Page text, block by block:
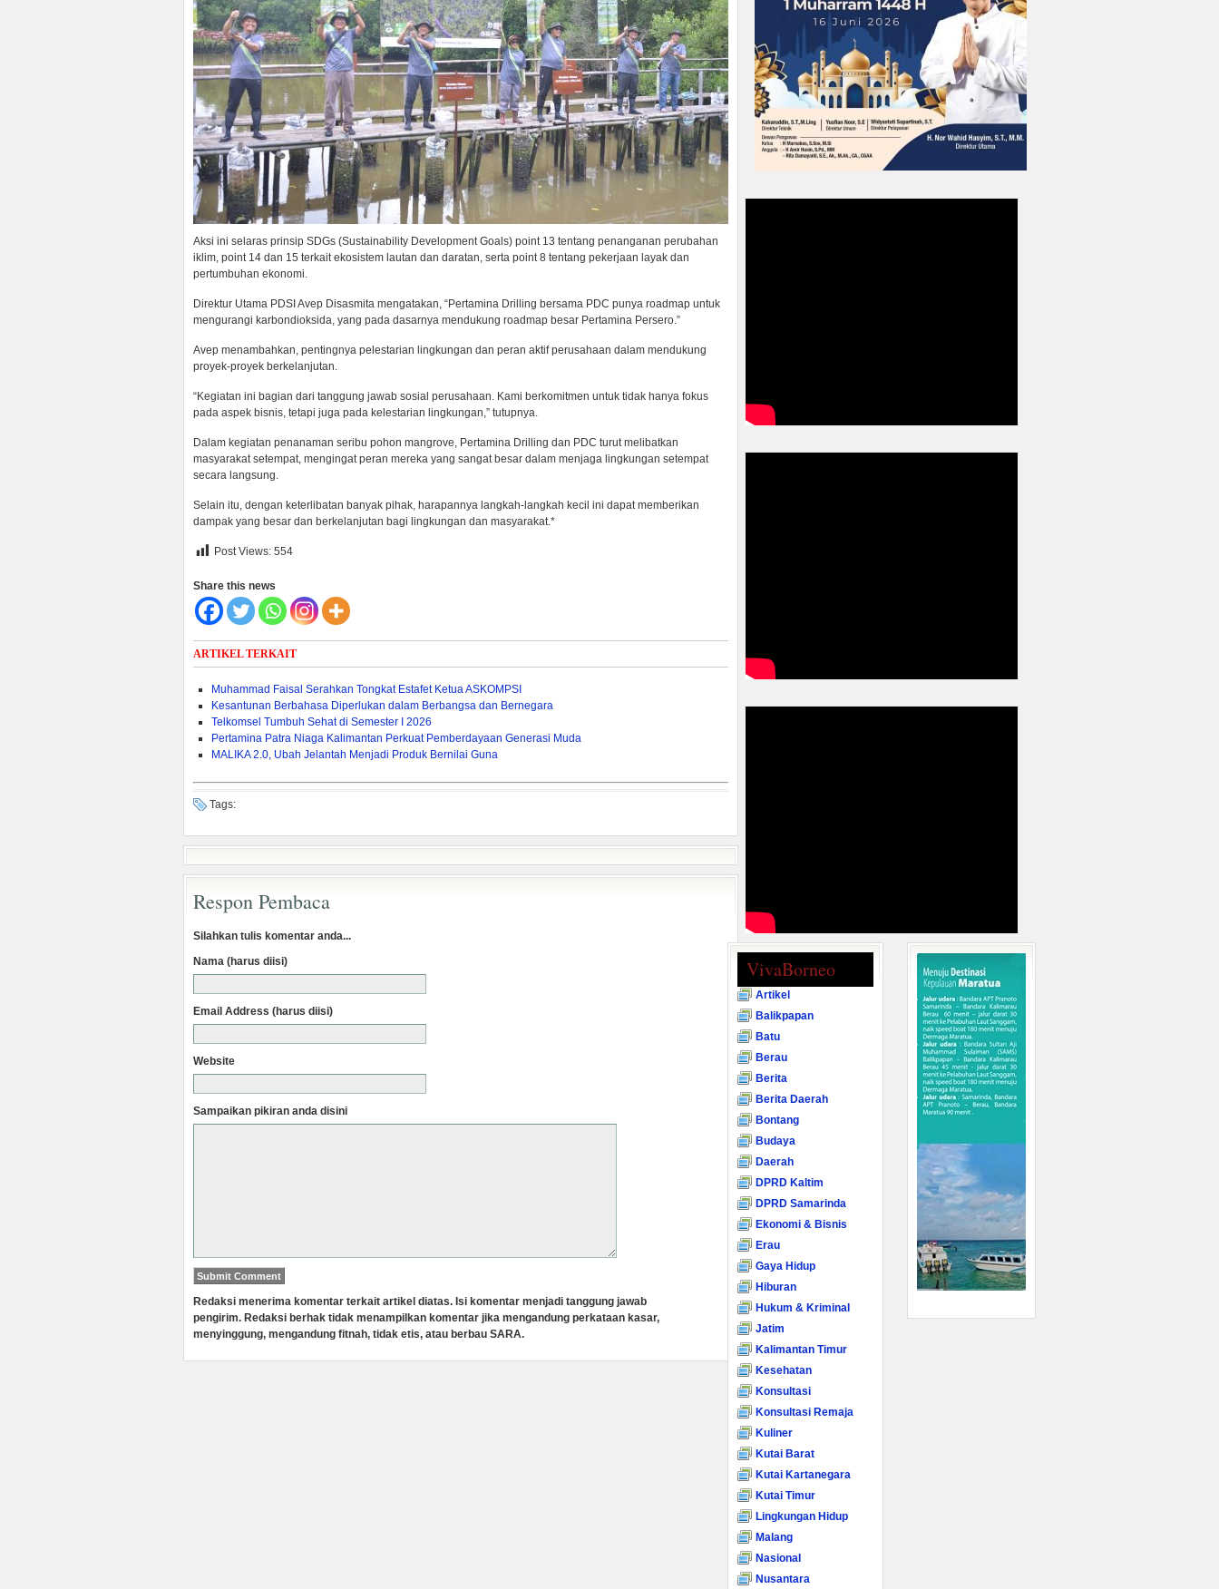
Aksi ini selaras prinsip SDGs (Sustainability Development Goals) point 13 tentang penanganan perubahan
iklim, point 14 dan 15 terkait ekosistem lautan dan daratan, serta point 8 tentang pekerjaan layak dan
pertumbuhan ekonomi.
Direktur Utama PDSI Avep Disasmita mengatakan, “Pertamina Drilling bersama PDC punya roadmap untuk
mengurangi karbondioksida, yang pada dasarnya mendukung roadmap besar Pertamina Persero.”
Avep menambahkan, pentingnya pelestarian lingkungan dan peran aktif perusahaan dalam mendukung
proyek-proyek berkelanjutan.
“Kegiatan ini bagian dari tanggung jawab sosial perusahaan. Kami berkomitmen untuk tidak hanya fokus
pada aspek bisnis, tetapi juga pada kelestarian lingkungan,” tutupnya.
Dalam kegiatan penanaman seribu pohon mangrove, Pertamina Drilling dan PDC turut melibatkan
masyarakat setempat, mengingat peran mereka yang sangat besar dalam menjaga lingkungan setempat
secara langsung.
Selain itu, dengan keterlibatan banyak pihak, harapannya langkah-langkah kecil ini dapat memberikan
dampak yang besar dan berkelanjutan bagi lingkungan dan masyarakat.*
Post Views: 554
Share this news
ARTIKEL TERKAIT
Muhammad Faisal Serahkan Tongkat Estafet Ketua ASKOMPSI
Kesantunan Berbahasa Diperlukan dalam Berbangsa dan Bernegara
Telkomsel Tumbuh Sehat di Semester I 2026
Pertamina Patra Niaga Kalimantan Perkuat Pemberdayaan Generasi Muda
MALIKA 2.0, Ubah Jelantah Menjadi Produk Bernilai Guna
Tags:
Respon Pembaca
Silahkan tulis komentar anda...
Nama (harus diisi)
Email Address (harus diisi)
Website
Sampaikan pikiran anda disini
Redaksi menerima komentar terkait artikel diatas. Isi komentar menjadi tanggung jawab
pengirim. Redaksi berhak tidak menampilkan komentar jika mengandung perkataan kasar,
menyinggung, mengandung fitnah, tidak etis, atau berbau SARA.
VivaBorneo
Artikel
Balikpapan
Batu
Berau
Berita
Berita Daerah
Bontang
Budaya
Daerah
DPRD Kaltim
DPRD Samarinda
Ekonomi & Bisnis
Erau
Gaya Hidup
Hiburan
Hukum & Kriminal
Jatim
Kalimantan Timur
Kesehatan
Konsultasi
Konsultasi Remaja
Kuliner
Kutai Barat
Kutai Kartanegara
Kutai Timur
Lingkungan Hidup
Malang
Nasional
Nusantara